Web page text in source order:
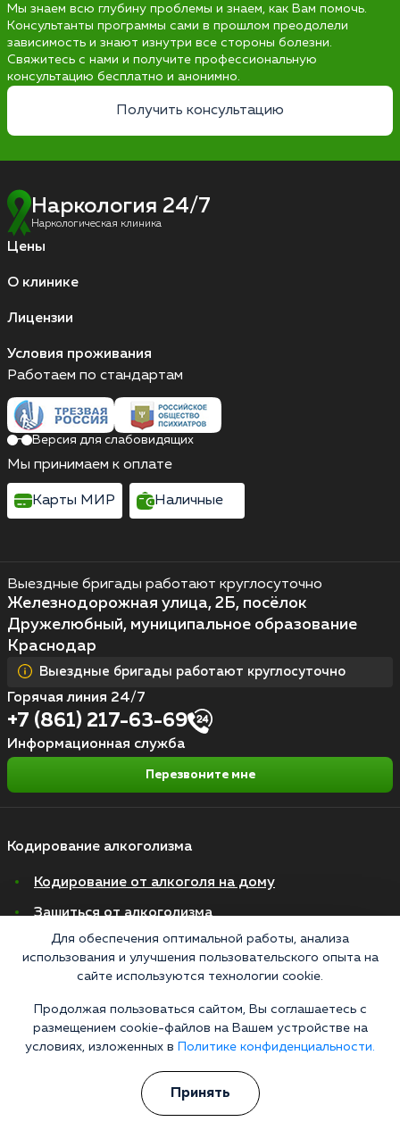
Мы знаем всю глубину проблемы и знаем, как Вам помочь.
Консультанты программы сами в прошлом преодолели
зависимость и знают изнутри все стороны болезни.
Свяжитесь с нами и получите профессиональную
консультацию бесплатно и анонимно.
Получить консультацию
Наркология 24/7
Наркологическая клиника
Цены
О клинике
Лицензии
Условия проживания
Кодирование алкоголизма
Кодирование от алкоголя на дому
Зашиться от алкоголизма
Кодирование уколом
Торпедо
Эспераль
Вивитрол
Вывод из запоя в стационаре
Выездные бригады работают круглосуточно
Железнодорожная улица, 2Б, посёлок
Дружелюбный, муниципальное образование
Краснодар
Выездные бригады работают круглосуточно
Горячая линия 24/7
+7 (861) 217-63-69
Информационная служба
Перезвоните мне
Работаем по стандартам
Версия для слабовидящих
Мы принимаем к оплате
Карты МИР Наличные
Для обеспечения оптимальной работы, анализа
использования и улучшения пользовательского опыта на
сайте используются технологии cookie.
Продолжая пользоваться сайтом, Вы соглашаетесь с
размещением cookie-файлов на Вашем устройстве на
условиях, изложенных в
Политике конфиденциальности.
Принять